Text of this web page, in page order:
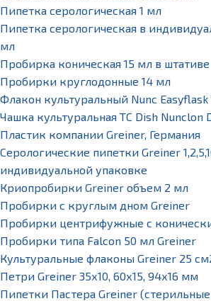
Пипетка серологическая 1 мл
Пипетка серологическая в
мл
Пробирка коническая 15 мл в штативе
Пробирки круглодонные 14 мл
Флакон культуральный Nunc Easyflask
Чашка культуральная TC Dish Nunclon
Пластик компании Greiner, Германия
Серологические пипетки Greiner
индивидуальной упаковке
Криопробирки Greiner объем 2 мл
Пробирки с круглым дном Greiner
Пробирки центрифужные с
Пробирки типа Falcon 50 мл Greiner
Культуральные флаконы Greiner 25
Петри Greiner 35х10, 60х15, 94х16 мм
Пипетки Пастера Greiner